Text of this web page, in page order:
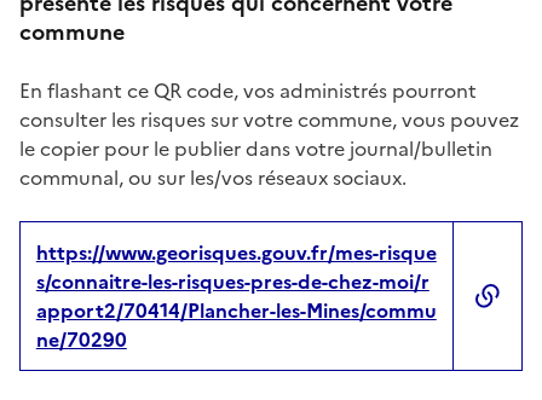
commune
En flashant ce QR code, vos administrés pourront
consulter les risques sur votre commune, vous pouvez
le copier pour le publier dans votre journal/bulletin
communal, ou sur les/vos réseaux sociaux.
https://www.georisques.gouv.fr/mes-risque
s/connaitre-les-risques-pres-de-chez-moi/r
apport2/70414/Plancher-les-Mines/commu
ne/70290